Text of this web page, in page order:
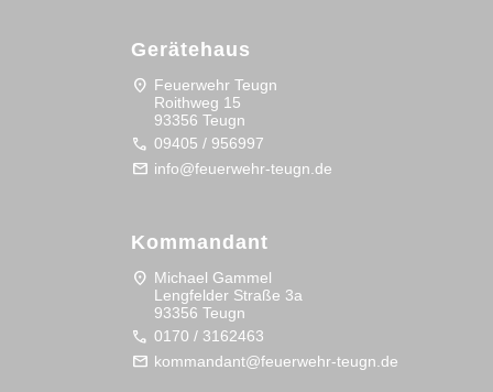
Gerätehaus
location_on Feuerwehr Teugn
Roithweg 15
93356 Teugn
call 09405 / 956997
mail info@feuerwehr-teugn.de
Kommandant
location_on Michael Gammel
Lengfelder Straße 3a
93356 Teugn
call 0170 / 3162463
mail kommandant@feuerwehr-teugn.de